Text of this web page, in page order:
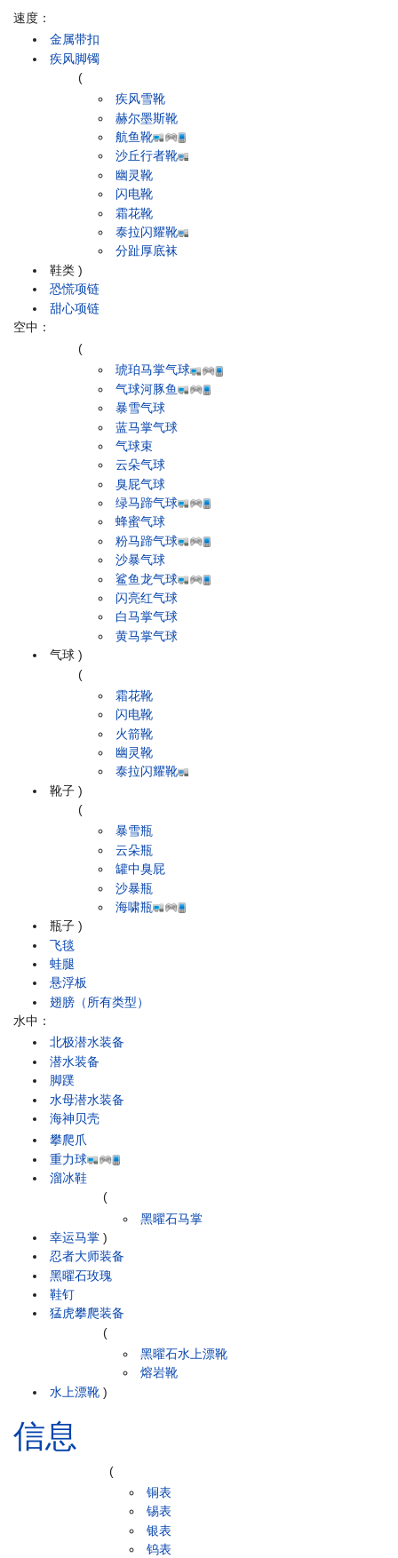
速度：
金属带扣
疾风脚镯
鞋类
(
疾风雪靴
赫尔墨斯靴
航鱼靴
沙丘行者靴
幽灵靴
闪电靴
霜花靴
泰拉闪耀靴
分趾厚底袜
)
恐慌项链
甜心项链
空中：
气球
(
琥珀马掌气球
气球河豚鱼
暴雪气球
蓝马掌气球
气球束
云朵气球
臭屁气球
绿马蹄气球
蜂蜜气球
粉马蹄气球
沙暴气球
鲨鱼龙气球
闪亮红气球
白马掌气球
黄马掌气球
)
靴子
(
霜花靴
闪电靴
火箭靴
幽灵靴
泰拉闪耀靴
)
瓶子
(
暴雪瓶
云朵瓶
罐中臭屁
沙暴瓶
海啸瓶
)
飞毯
蛙腿
悬浮板
翅膀（所有类型）
水中：
北极潜水装备
潜水装备
脚蹼
水母潜水装备
海神贝壳
攀爬爪
重力球
溜冰鞋
幸运马掌
(
黑曜石马掌
)
忍者大师装备
黑曜石玫瑰
鞋钉
猛虎攀爬装备
水上漂靴
(
黑曜石水上漂靴
熔岩靴
)
信息
(
铜表
锡表
银表
钨表